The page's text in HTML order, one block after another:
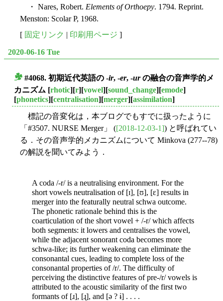
・ Nares, Robert. Elements of Orthoepy. 1794. Reprint.
Menston: Scolar P, 1968.
[ 固定リンク 印刷用ページ ]
2020-06-16 Tue
#4068. 初期近代英語の -ir, -er, -urの融合の音声学的メ
カニズム [rhotic][r][vowel][sound_change][emode]
[phonetics][centralisation][merger][assimilation]
標記の音変化は，本ブログでもすでに扱ったように
「#3507. NURSE Merger」 ([2018-12-03-1]) と呼ばれてい
る．その音声学的メカニズムについて Minkova (277--78)
の解説を聞いてみよう．
A coda /-r/ is a neutralising environment. For the
short vowels neutralisation of [ɪ], [ʊ], [ɛ] results in
merger into the featurally neutral schwa outcome.
The phonetic rationale behind this is the
coarticulation of the short vowel + /-r/ which affects
both segments: it lowers and centralises the vowel,
while the adjacent sonorant coda becomes more
schwa-like; its further weakening can eliminate the
consonantal cues, leading to complete loss of the
consonantal properties of /r/. The difficulty of
perceiving the distinctive features of pre-/r/ vowels is
attributed to the acoustic similarity of the first two
formants of [ɹ], [ɻ], and [ə ? ɨ] . . . .